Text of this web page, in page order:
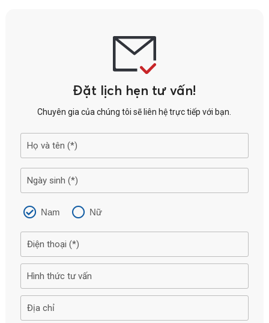
Đặt lịch hẹn tư vấn!
Chuyên gia của chúng tôi sẽ liên hệ trực tiếp với bạn.
Nam Nữ